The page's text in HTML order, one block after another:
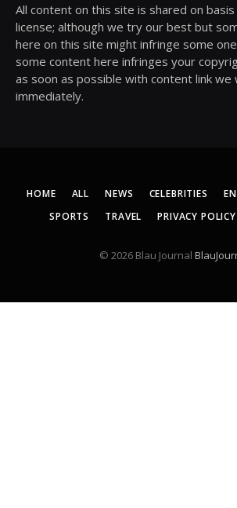
All content on this site is shared on
license; although we try our best but
here on this site might infringe some
some content here infringes your
as soon as possible with content link we
immediately.
HOME ALL NEWS CELEBRITIES
SPORTS
TRAVEL PRIVACY POLICY
© 2026 Blau Journal